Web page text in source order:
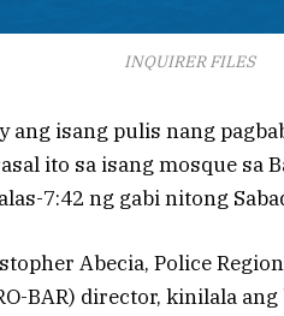
INQUIRER FILES
ang isang pulis nang
ito sa isang mosque sa
7:42 ng gabi nitong
Abecia, Police
BAR) director, kinilala